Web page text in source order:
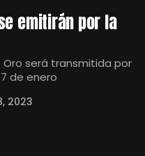
emitirán por la
Oro será transmitida por
de enero
2023